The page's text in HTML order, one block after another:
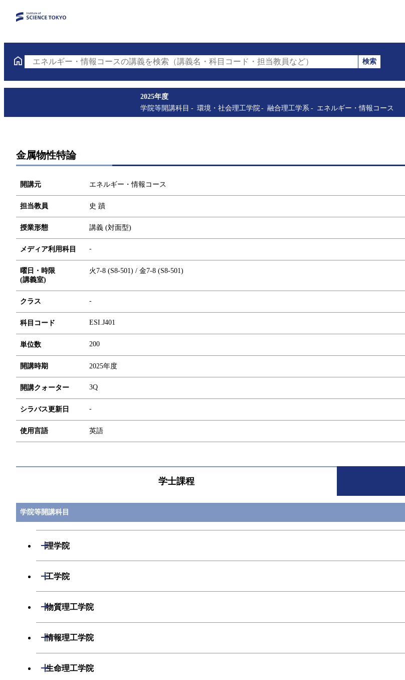
エネルギー・情報コースの講義を検索（講義名・科目コード・担当教員など）
検索
2025年度
学院等開講科目
環境・社会理工学院 融合理工学系 エネルギー・情報コース
金属物性特論
開講元 エネルギー・情報コース
担当教員 史 蹟
授業形態 講義 (対面型)
メディア利用科目 -
曜日・時限
(講義室)
火7-8 (S8-501) / 金7-8 (S8-501)
クラス -
科目コード ESI.J401
単位数 200
開講時期 2025年度
開講クォーター 3Q
シラバス更新日 -
使用言語 英語
学士課程
学院等開講科目
理学院
開閉
物理学コース
化学系
開閉
専門科目
工学院
開閉
機械系
開閉
エネルギーコース
システム制御コース
電気電子系
開閉
物質理工学院
開閉
材料系
開閉
情報理工学院
開閉
数理・計算科学系
開閉
生命理工学院
開閉